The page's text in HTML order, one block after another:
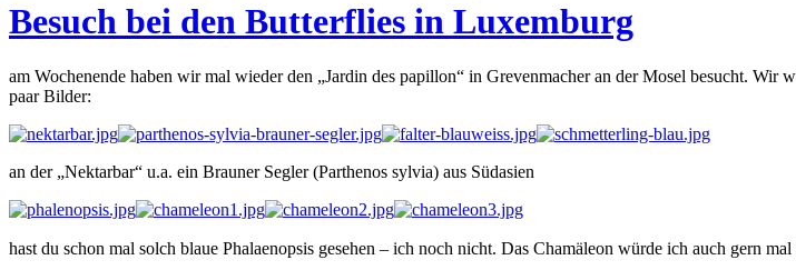
Besuch bei den Butterflies in Luxemburg
am Wochenende haben wir mal wieder den „Jardin des papillon“ in Grevenmacher an der Mosel besucht.
paar Bilder:
an der „Nektarbar“ u.a. ein Brauner Segler (Parthenos sylvia) aus Südasien
hast du schon mal solch blaue Phalaenopsis gesehen – ich noch nicht. Das Chamäleon würde ich auch gern